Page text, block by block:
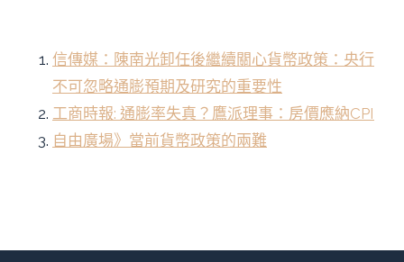
信傳媒：陳南光卸任後繼續關心貨幣政策：央行
不可忽略通膨預期及研究的重要性
工商時報: 通膨率失真？鷹派理事：房價應納CPI
自由廣場》當前貨幣政策的兩難